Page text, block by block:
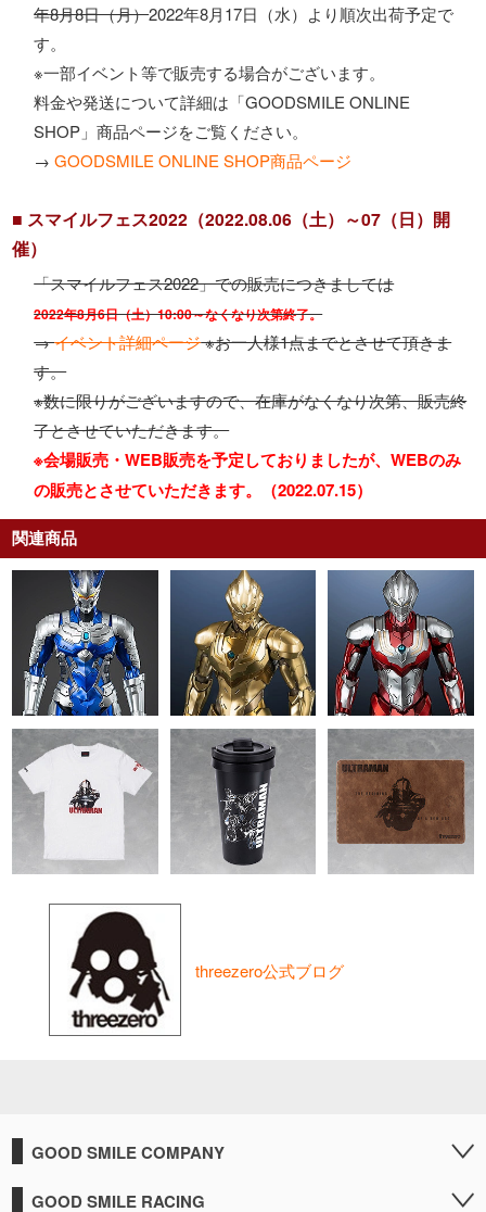
年8月8日（月）2022年8月17日（水）より順次出荷予定で
す。
※一部イベント等で販売する場合がございます。
料金や発送について詳細は「GOODSMILE ONLINE
SHOP」商品ページをご覧ください。
→GOODSMILE ONLINE SHOP商品ページ
■ スマイルフェス2022（2022.08.06（土）～07（日）開
催）
「スマイルフェス2022」での販売につきましては
2022年8月6日（土）10:00～なくなり次第終了。
→イベント詳細ページ※お一人様1点までとさせて頂きま
す。
※数に限りがございますので、在庫がなくなり次第、販売終
了とさせていただきます。
※会場販売・WEB販売を予定しておりましたが、WEBのみ
の販売とさせていただきます。（2022.07.15）
関連商品
threezero公式ブログ
GOOD SMILE COMPANY
GOOD SMILE RACING